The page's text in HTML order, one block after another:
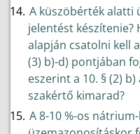
A küszöbérték alatti
jelentést készítenie?
alapján csatolni kell
(3) b)-d) pontjában
eszerint a 10. § (2)
szakértő kimarad?
A 8-10 %-os